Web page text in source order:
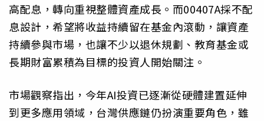
高配息，轉向重視整體資產成長。而00407A採不配
息設計，希望將收益持續留在基金內滾動，讓資產
持續參與市場，也讓不少以退休規劃、教育基金或
長期財富累積為目標的投資人開始關注。
市場觀察指出，今年AI投資已逐漸從硬體建置延伸
到更多應用領域，台灣供應鏈仍扮演重要角色，雖